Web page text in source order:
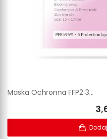
Maska Ochronna FFP2 3...